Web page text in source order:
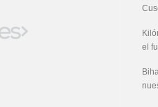
el